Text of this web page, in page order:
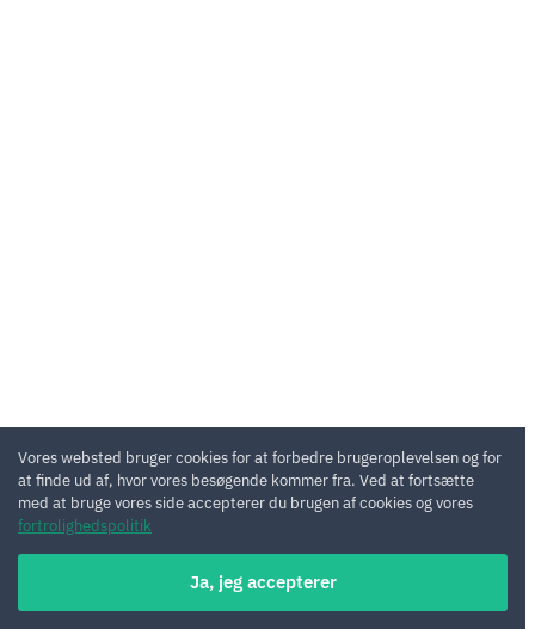
Vores websted bruger cookies for at forbedre brugeroplevelsen og for
at finde ud af, hvor vores besøgende kommer fra. Ved at fortsætte
med at bruge vores side accepterer du brugen af cookies og vores
fortrolighedspolitik
Ja, jeg accepterer